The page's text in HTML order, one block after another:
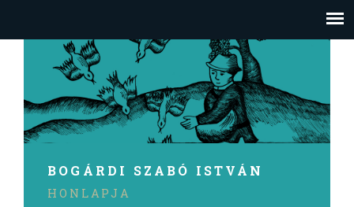
BOGÁRDI SZABÓ ISTVÁN
HONLAPJA